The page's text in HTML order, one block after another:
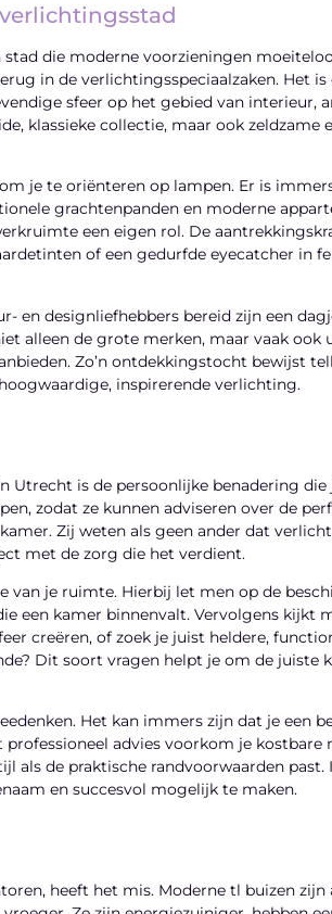
die moderne voorzieningen
in de verlichtingsspeciaalzaken. Het is
sfeer op het gebied van interieur,
klassieke collectie, maar ook zeldzame
je te oriënteren op lampen. Er is
grachtenpanden en moderne
een eigen rol. De
of een gedurfde eyecatcher in
en designliefhebbers bereid zijn een
alleen de grote merken, maar vaak ook
Zo’n ontdekkingstocht bewijst
inspirerende verlichting.
Utrecht is de persoonlijke benadering
zodat ze kunnen adviseren over de
Zij weten als geen ander dat
met de zorg die het verdient.
van je ruimte. Hierbij let men op de
een kamer binnenvalt. Vervolgens kijkt
creëren, of zoek je juist heldere,
Dit soort vragen helpt je om de juiste
Het kan immers zijn dat je een
advies voorkom je kostbare
als de praktische randvoorwaarden past.
en succesvol mogelijk te maken.
heeft het mis. Moderne tl buizen